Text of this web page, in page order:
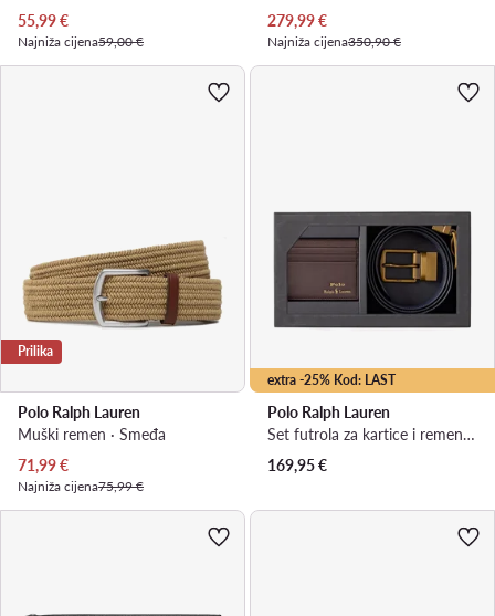
Trenutna cijena
55,99€
Najniža cijena59,00 €
Trenutna cijena
279,99€
Najniža cijena350,90 €
Prilika
Polo Ralph Lauren
Muški remen · Smeđa
Trenutna cijena
71,99€
Najniža cijena75,99 €
extra -25% Kod: LAST
Polo Ralph Lauren
Set futrola za kartice i remen · Smeđa
169,95€